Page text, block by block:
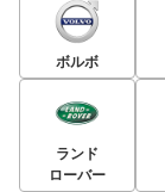
ボルボ
ランド
ローバー